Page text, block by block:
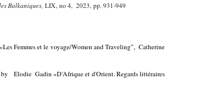
Balkaniques, LIX, no 4, 2023, pp. 931-949
Femmes et le voyage/Women and Traveling”, Catherine
Elodie Gadin «D'Afrique et d'Orient. Regards littéraires